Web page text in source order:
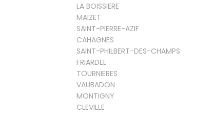
LA BOISSIERE
MAIZET
SAINT-PIERRE-AZIF
CAHAGNES
SAINT-PHILBERT-DES-CHAMPS
FRIARDEL
TOURNIERES
VAUBADON
MONTIGNY
CLEVILLE